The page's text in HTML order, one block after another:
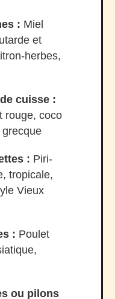
: Miel
et
herbes,
cuisse :
rouge, coco
: Piri-
tropicale,
Vieux
: Poulet
ou pilons